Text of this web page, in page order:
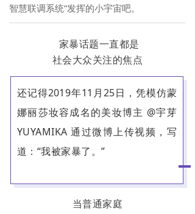
智慧联调系统”发挥的小宇宙吧。
家暴话题一直都是
社会大众关注的焦点
还记得2019年11月25日，凭模仿蒙
娜丽莎妆容成名的美妆博主 @宇芽
YUYAMIKA 通过微博上传视频，写
道：“我被家暴了。”
当普通家庭